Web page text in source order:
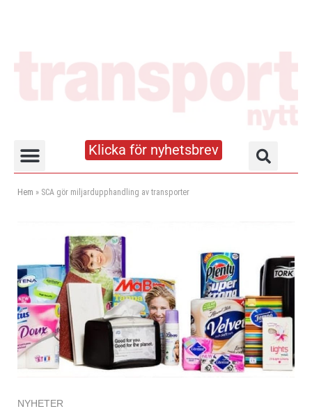
Klicka för nyhetsbrev
Hem » SCA gör miljardupphandling av transporter
NYHETER